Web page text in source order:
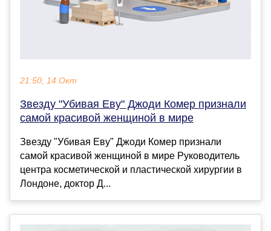
21:50, 14 Окт
Звезду "Убивая Еву" Джоди Комер признали
самой красивой женщиной в мире
Звезду "Убивая Еву" Джоди Комер признали
самой красивой женщиной в мире Руководитель
центра косметической и пластической хирургии в
Лондоне, доктор Д...